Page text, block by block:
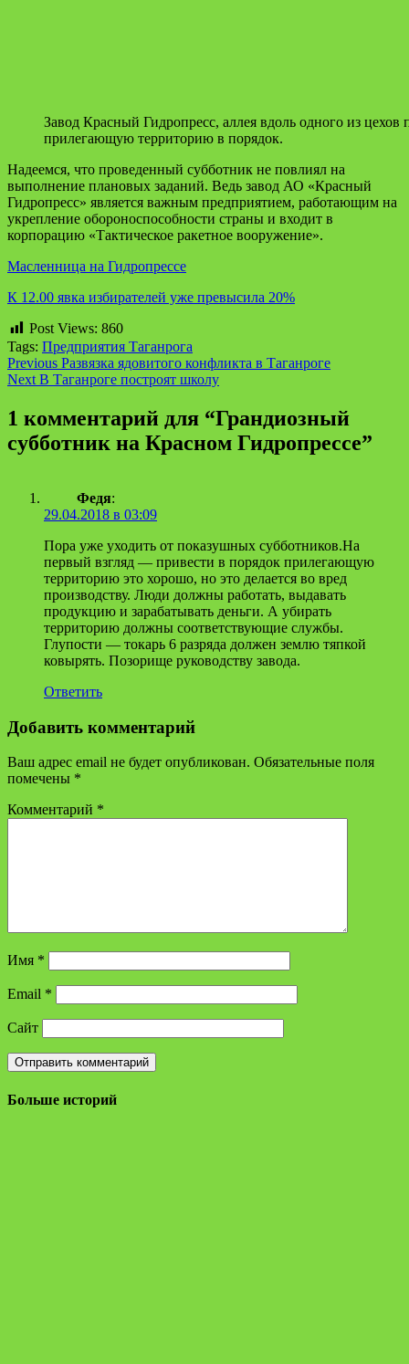
Завод Красный Гидропресс, аллея вдоль одного из цехов
прилегающую территорию в порядок.
Надеемся, что проведенный субботник не повлиял на
выполнение плановых заданий. Ведь завод АО «Красный
Гидропресс» является важным предприятием, работающим на
укрепление обороноспособности страны и входит в
корпорацию «Тактическое ракетное вооружение».
Масленница на Гидропрессе
К 12.00 явка избирателей уже превысила 20%
Post Views: 860
Tags: Предприятия Таганрога
Continue
Reading
Previous Развязка ядовитого конфликта в Таганроге
Next В Таганроге построят школу
1 комментарий для “Грандиозный
субботник на Красном Гидропрессе”
Федя:
29.04.2018 в 03:09
Пора уже уходить от показушных субботников.На
первый взгляд — привести в порядок прилегающую
территорию это хорошо, но это делается во вред
производству. Люди должны работать, выдавать
продукцию и зарабатывать деньги. А убирать
территорию должны соответствующие службы.
Глупости — токарь 6 разряда должен землю тяпкой
ковырять. Позорище руководству завода.
Ответить
Добавить комментарий
Ваш адрес email не будет опубликован. Обязательные поля
помечены *
Комментарий *
Имя *
Email *
Сайт
Больше историй